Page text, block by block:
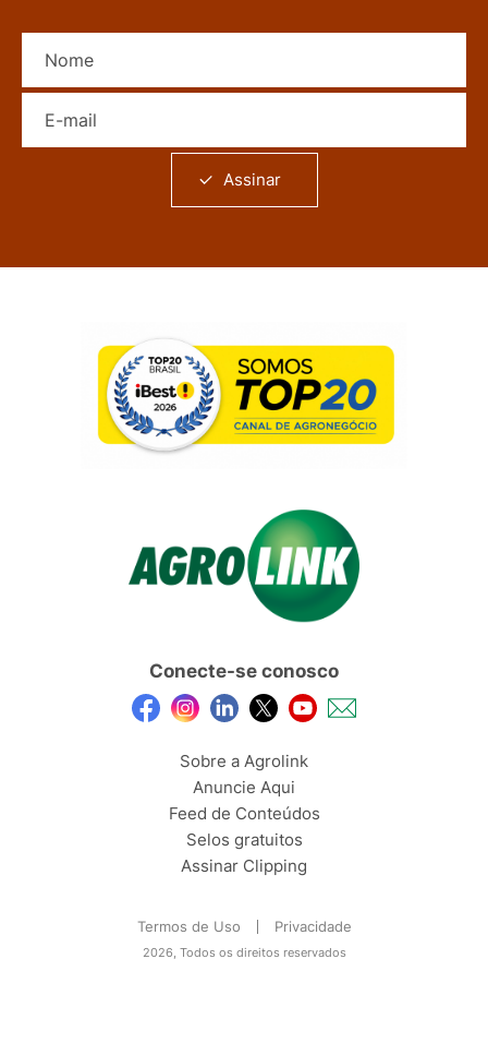
Assinar
Conecte-se conosco
Sobre a Agrolink
Anuncie Aqui
Feed de Conteúdos
Selos gratuitos
Assinar Clipping
Termos de Uso Privacidade
2026, Todos os direitos reservados